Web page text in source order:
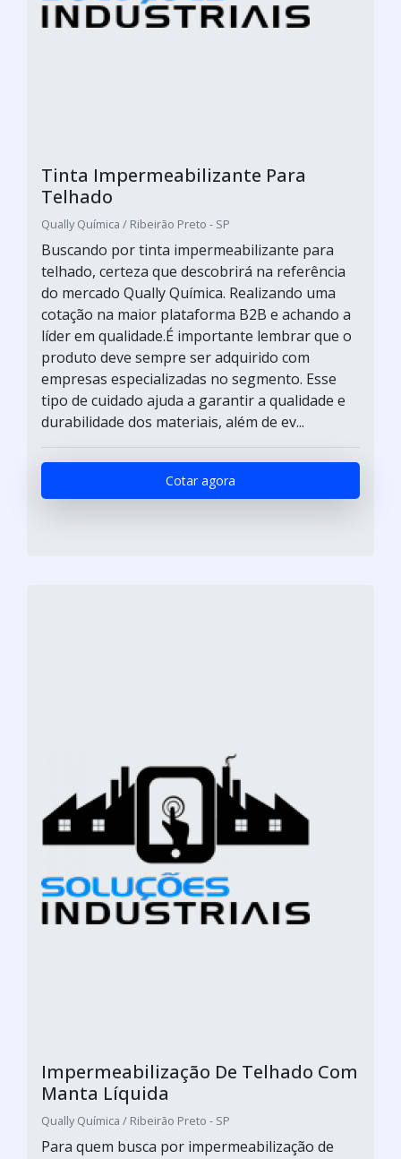
Tinta Impermeabilizante Para
Telhado
Qually Química / Ribeirão Preto - SP
Buscando por tinta impermeabilizante para
telhado, certeza que descobrirá na referência
do mercado Qually Química. Realizando uma
cotação na maior plataforma B2B e achando a
líder em qualidade.É importante lembrar que o
produto deve sempre ser adquirido com
empresas especializadas no segmento. Esse
tipo de cuidado ajuda a garantir a qualidade e
durabilidade dos materiais, além de ev...
Cotar agora
Impermeabilização De Telhado Com
Manta Líquida
Qually Química / Ribeirão Preto - SP
Para quem busca por impermeabilização de